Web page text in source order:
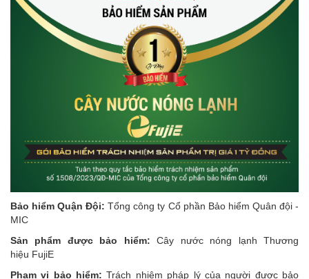
Bảo hiểm Quận Đội: Tổng công ty Cổ phần Bảo hiểm Quân đội -
MIC
Sản phẩm được bảo hiểm: Cây nước nóng lạnh Thương
hiệu FujiE
Phạm vi bảo hiểm: Trách nhiệm pháp lý của người được bảo